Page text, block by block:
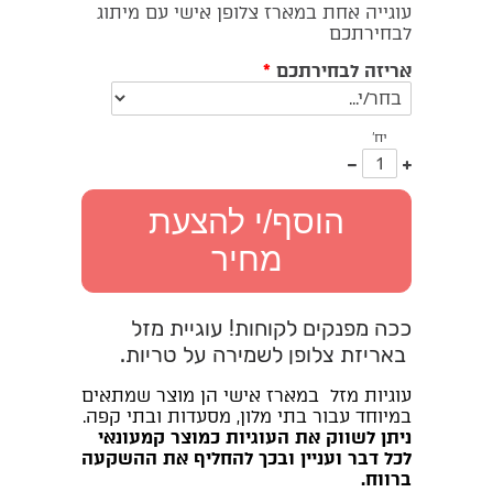
עוגייה אחת במארז צלופן אישי עם מיתוג
לבחירתכם
אריזה לבחירתכם *
יח'
עוד
אחד
הוסף/י להצעת
מחיר
ככה מפנקים לקוחות! עוגיית מזל
באריזת צלופן לשמירה על טריות.
עוגיות מזל במארז אישי הן מוצר שמתאים
במיוחד עבור בתי מלון, מסעדות ובתי קפה.
ניתן לשווק את העוגיות כמוצר קמעונאי
לכל דבר ועניין ובכך להחליף את ההשקעה
ברווח.